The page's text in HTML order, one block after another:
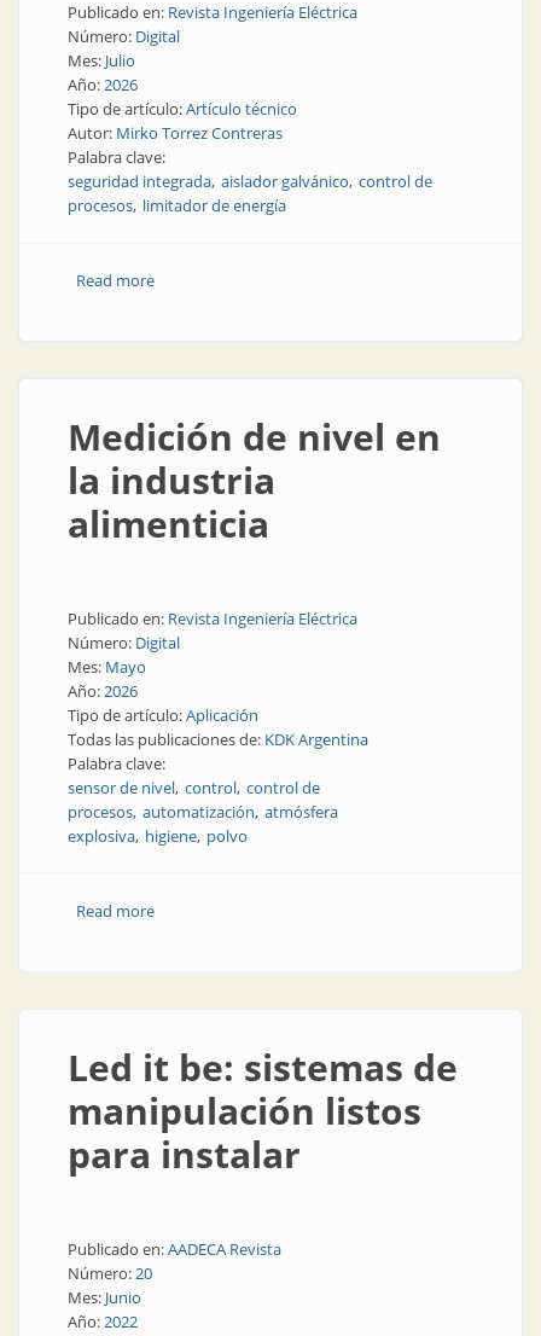
Publicado en: Revista Ingeniería Eléctrica
Número: Digital
Mes: Julio
Año:2026
Tipo de artículo:Artículo técnico
Autor: Mirko Torrez Contreras
Palabra clave:
seguridad integrada aislador galvánico control de
procesos limitador de energía
Read moreabout El increíble aislador de señales IS menguante,
Medición de nivel en
la industria
alimenticia
Publicado en: Revista Ingeniería Eléctrica
Número: Digital
Mes: Mayo
Año:2026
Tipo de artículo:Aplicación
Todas las publicaciones de: KDK Argentina
Palabra clave:
sensor de nivel control control de
procesos automatización atmósfera
explosiva higiene polvo
Read moreabout Medición de nivel en la industria alimenticia
Led it be: sistemas de
manipulación listos
para instalar
Publicado en:AADECA Revista
Número:20
Mes: Junio
Año:2022